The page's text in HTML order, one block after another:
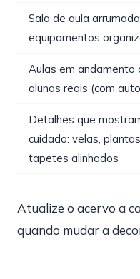
Sala de aula
equipamentos
Aulas em andamento
alunas reais (com
Detalhes que
cuidado: velas,
tapetes alinhados
Atualize o acervo a
quando mudar a